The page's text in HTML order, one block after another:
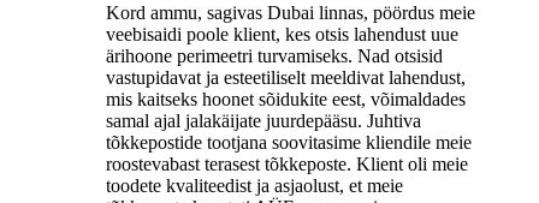
Kord ammu, sagivas Dubai linnas, pöördus meie
veebisaidi poole klient, kes otsis lahendust uue
ärihoone perimeetri turvamiseks. Nad otsisid
vastupidavat ja esteetiliselt meeldivat lahendust,
mis kaitseks hoonet sõidukite eest, võimaldades
samal ajal jalakäijate juurdepääsu. Juhtiva
tõkkepostide tootjana soovitasime kliendile meie
roostevabast terasest tõkkeposte. Klient oli meie
toodete kvaliteedist ja asjaolust, et meie